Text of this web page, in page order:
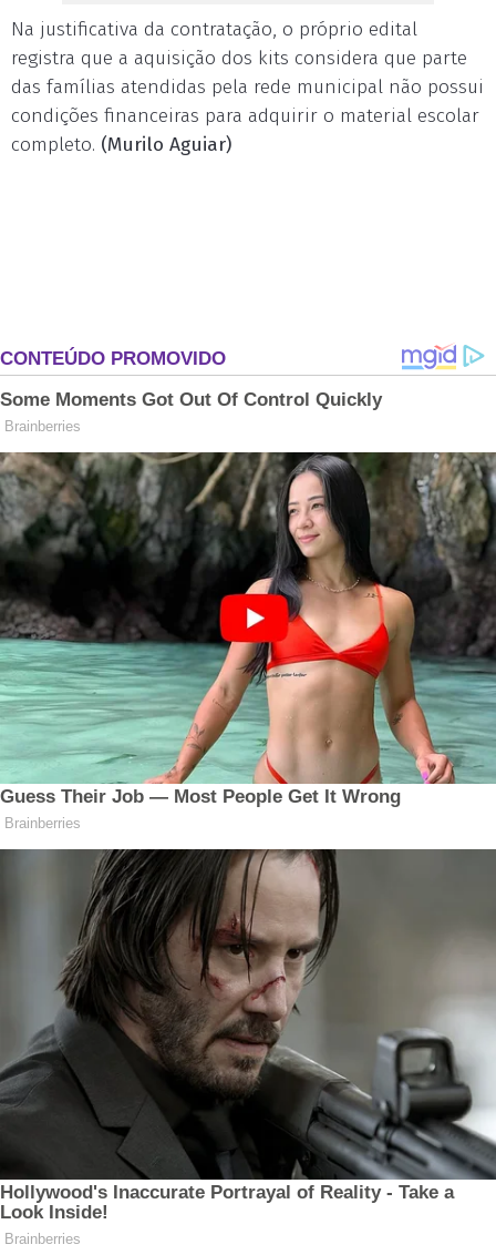
Na justificativa da contratação, o próprio edital
registra que a aquisição dos kits considera que parte
das famílias atendidas pela rede municipal não possui
condições financeiras para adquirir o material escolar
completo. (Murilo Aguiar)